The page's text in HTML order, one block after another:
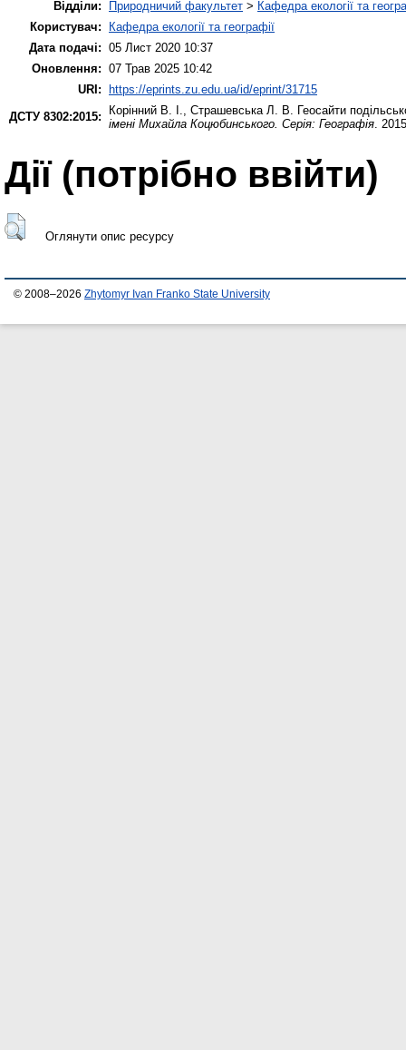
Відділи:
Природничий факультет > Кафедра екології та
Користувач:
Кафедра екології та географії
Дата подачі: 05 Лист 2020 10:37
Оновлення: 07 Трав 2025 10:42
URI:
https://eprints.zu.edu.ua/id/eprint/31715
ДСТУ 8302:2015:
Корінний В. І., Страшевська Л. В. Геосайти
імені Михайла Коцюбинського. Серія: Географія.
Дії ​​(потрібно ввійти)
Оглянути опис ресурсу
© 2008–2026 Zhytomyr Ivan Franko State University